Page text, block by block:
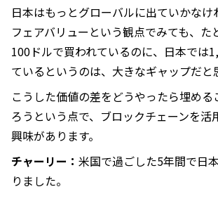
日本はもっとグローバルに出ていかなけ
フェアバリューという観点でみても、た
100ドルで買われているのに、日本では
ているというのは、大きなギャップだと
こうした価値の差をどうやったら埋める
ろうという点で、ブロックチェーンを活
興味があります。
チャーリー： 米国で過ごした5年間で日
りました。